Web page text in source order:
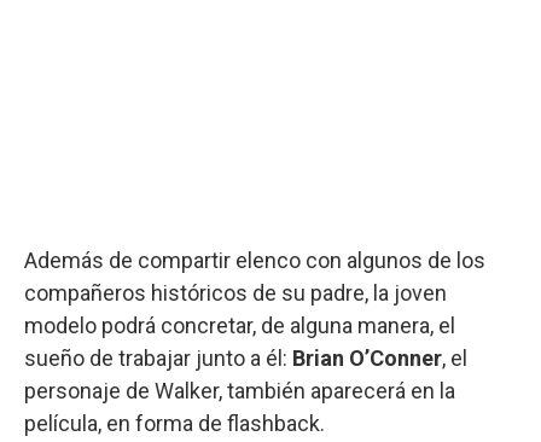
Además de compartir elenco con algunos de los
compañeros históricos de su padre, la joven
modelo podrá concretar, de alguna manera, el
sueño de trabajar junto a él: Brian O’Conner, el
personaje de Walker, también aparecerá en la
película, en forma de flashback.